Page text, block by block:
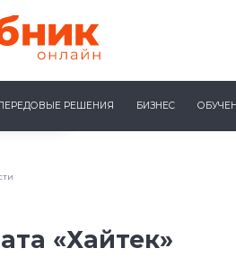
РЕШЕНИЯ БИЗНЕС
«Хайтек»